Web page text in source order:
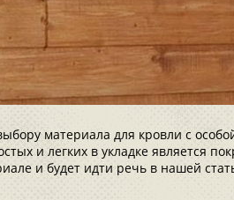
материала для кровли с
и легких в укладке является
и будет идти речь в нашей